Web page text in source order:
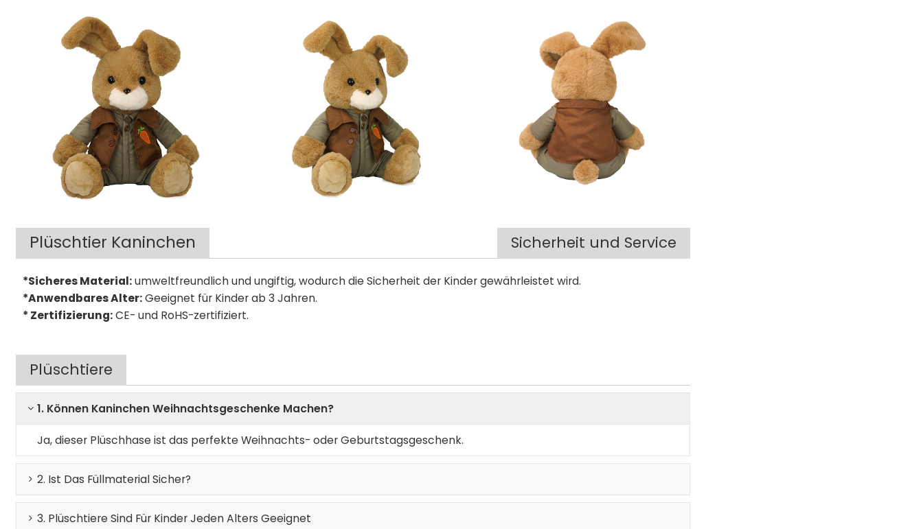
Plüschtier Kaninchen Sicherheit und Service
*Sicheres Material:umweltfreundlich und ungiftig, wodurch die Sicherheit der Kinder gewährleistet wird.
*Anwendbares Alter:Geeignet für Kinder ab 3 Jahren.
* Zertifizierung:CE- und RoHS-zertifiziert.
Plüschtiere
1. Können Kaninchen Weihnachtsgeschenke Machen?
Ja, dieser Plüschhase ist das perfekte Weihnachts- oder Geburtstagsgeschenk.
2. Ist Das Füllmaterial Sicher?
3. Plüschtiere Sind Für Kinder Jeden Alters Geeignet